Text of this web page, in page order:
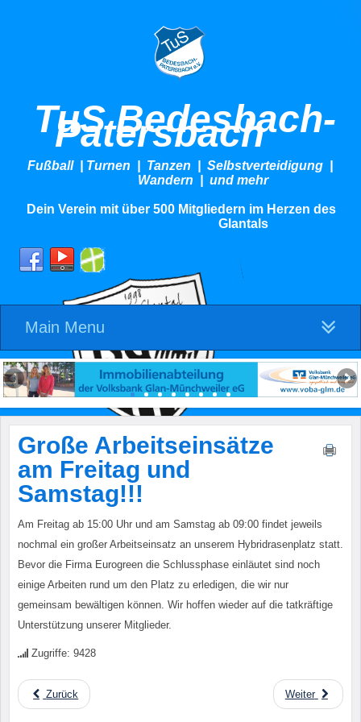
TuS Bedesbach-
Patersbach
Fußball | Turnen | Tanzen | Selbstverteidigung |
Wandern | und mehr
Dein Verein mit über 500 Mitgliedern im Herzen des
Glantals
Main Menu
Große Arbeitseinsätze
am Freitag und
Samstag!!!
Am Freitag ab 15:00 Uhr und am Samstag ab 09:00 findet jeweils
nochmal ein großer Arbeitseinsatz an unserem Hybridrasenplatz statt.
Bevor die Firma Eurogreen die Schlussphase einläutet sind noch
einige Arbeiten rund um den Platz zu erledigen, die wir nur
gemeinsam bewältigen können. Wir hoffen wieder auf die tatkräftige
Unterstützung unserer Mitglieder.
Zugriffe: 9428
Zurück Weiter